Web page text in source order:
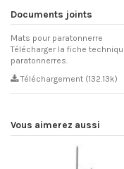
Documents joints
Mats pour paratonnerre
Télécharger la fiche
paratonnerres.
Téléchargement (132.13k)
Vous aimerez aussi